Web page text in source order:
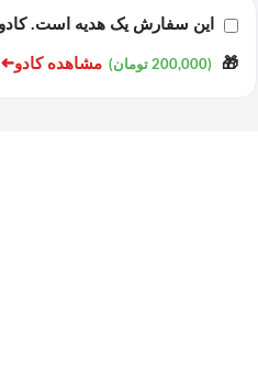
این سفارش یک هدیه است.
🎁 (200,000 تومان) مشاهده کادو➜